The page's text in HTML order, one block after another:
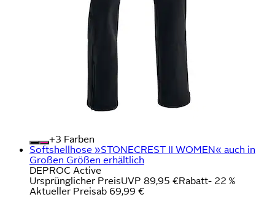
+
Farben
Softshellhose »STONECREST II WOMEN« auch in
Großen Größen erhältlich
DEPROC Active
Ursprünglicher PreisUVP 89,95 €Rabatt- 22 %
Aktueller Preisab 69,99 €